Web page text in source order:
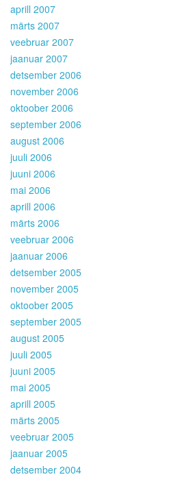
aprill 2007
märts 2007
veebruar 2007
jaanuar 2007
detsember 2006
november 2006
oktoober 2006
september 2006
august 2006
juuli 2006
juuni 2006
mai 2006
aprill 2006
märts 2006
veebruar 2006
jaanuar 2006
detsember 2005
november 2005
oktoober 2005
september 2005
august 2005
juuli 2005
juuni 2005
mai 2005
aprill 2005
märts 2005
veebruar 2005
jaanuar 2005
detsember 2004